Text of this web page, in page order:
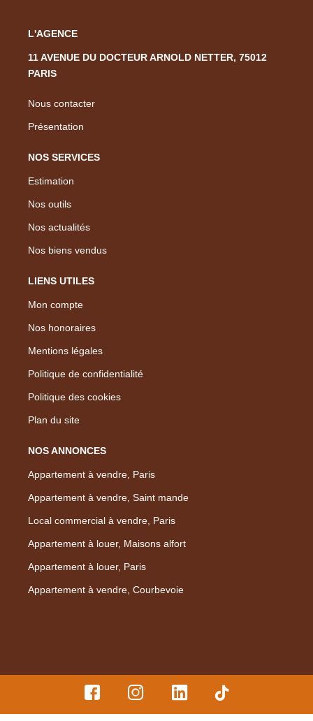
L'AGENCE
11 AVENUE DU DOCTEUR ARNOLD NETTER, 75012
PARIS
Nous contacter
Présentation
NOS SERVICES
Estimation
Nos outils
Nos actualités
Nos biens vendus
LIENS UTILES
Mon compte
Nos honoraires
Mentions légales
Politique de confidentialité
Politique des cookies
Plan du site
NOS ANNONCES
Appartement à vendre, Paris
Appartement à vendre, Saint mande
Local commercial à vendre, Paris
Appartement à louer, Maisons alfort
Appartement à louer, Paris
Appartement à vendre, Courbevoie